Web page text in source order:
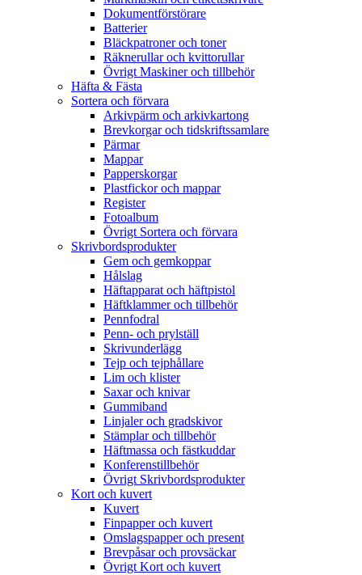
Dokumentförstörare
Batterier
Bläckpatroner och toner
Räknerullar och kvittorullar
Övrigt Maskiner och tillbehör
Häfta & Fästa
Sortera och förvara
Arkivpärm och arkivkartong
Brevkorgar och tidskriftssamlare
Pärmar
Mappar
Papperskorgar
Plastfickor och mappar
Register
Fotoalbum
Övrigt Sortera och förvara
Skrivbordsprodukter
Gem och gemkoppar
Hålslag
Häftapparat och häftpistol
Häftklammer och tillbehör
Pennfodral
Penn- och prylställ
Skrivunderlägg
Tejp och tejphållare
Lim och klister
Saxar och knivar
Gummiband
Linjaler och gradskivor
Stämplar och tillbehör
Häftmassa och fästkuddar
Konferenstillbehör
Övrigt Skrivbordsprodukter
Kort och kuvert
Kuvert
Finpapper och kuvert
Omslagspapper och present
Brevpåsar och provsäckar
Övrigt Kort och kuvert